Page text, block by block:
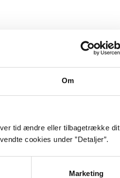
Om
tid ændre eller tilbagetrække dit
cookies under ”Detaljer”.
Marketing